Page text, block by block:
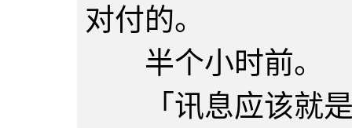
对付的。
半个小时前。
「讯息应该就是